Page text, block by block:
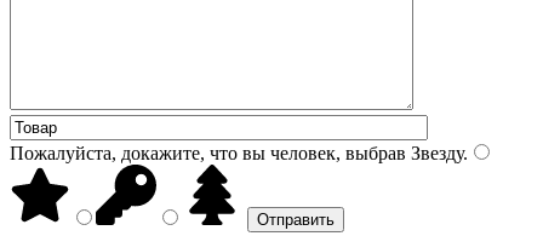
Пожалуйста, докажите, что вы человек, выбрав Звезду.